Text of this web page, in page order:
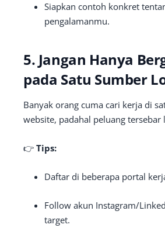
Siapkan contoh konkret
pengalamanmu.
5. Jangan Hanya
pada Satu Sumber
Banyak orang cuma cari kerja di
website, padahal peluang tersebar
👉 Tips:
Daftar di beberapa portal
Follow akun Instagram/
target.